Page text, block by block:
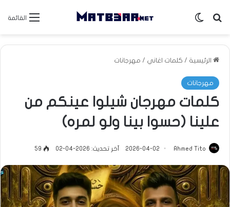
القائمة بحث عنالوضع المظلم
الرئيسية / كلمات اغاني / مهرجانات
مهرجانات
كلمات مهرجان شيلوا عينكم من
علينا (حسوا بينا ولو لمره)
Ahmed Tito
2026-04-02 آخر تحديث: 2026-04-02 59